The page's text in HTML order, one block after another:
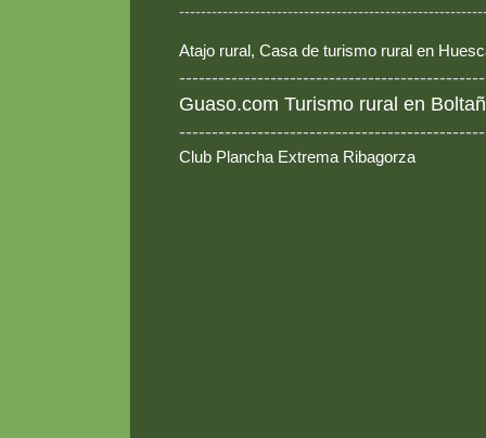
Atajo rural, Casa de turismo rural en
Guaso.com Turismo rural en
Club Plancha Extrema Ribagorza